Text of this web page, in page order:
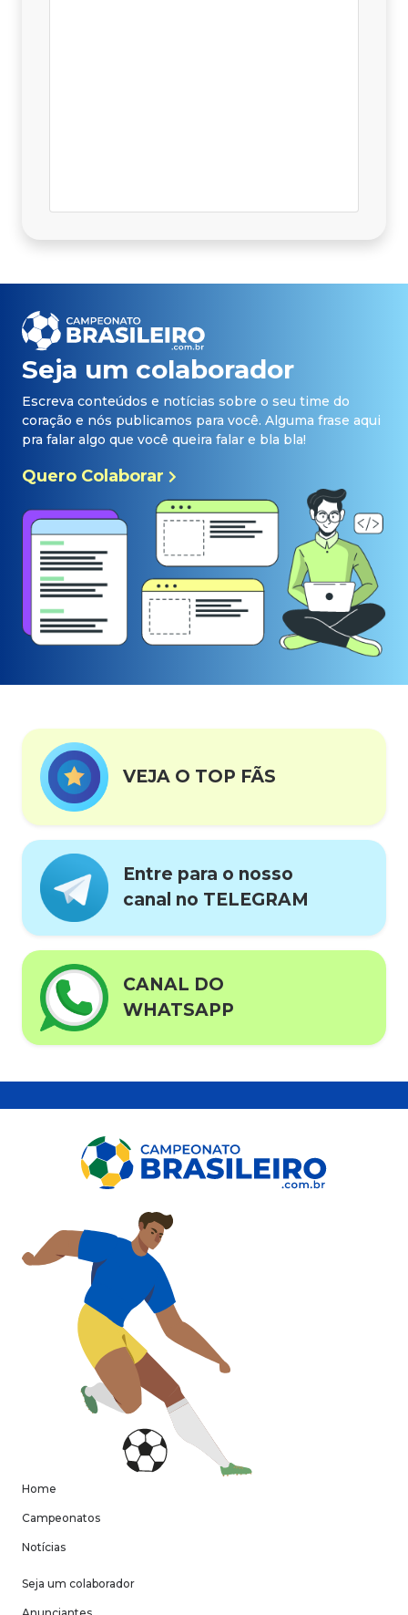
Seja um colaborador
Escreva conteúdos e notícias sobre o seu time do
coração e nós publicamos para você. Alguma frase aqui
pra falar algo que você queira falar e bla bla!
Quero Colaborar
VEJA O TOP FÃS
Entre para o nosso
canal no TELEGRAM
CANAL DO
WHATSAPP
Home
Campeonatos
Notícias
Seja um colaborador